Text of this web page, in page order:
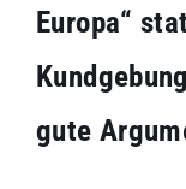
Europa“
gute